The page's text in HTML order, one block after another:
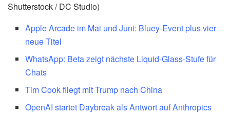
Shutterstock / DC Studio)
Apple Arcade im Mai und Juni: Bluey-Event plus vier
neue Titel
WhatsApp: Beta zeigt nächste Liquid-Glass-Stufe für
Chats
Tim Cook fliegt mit Trump nach China
OpenAI startet Daybreak als Antwort auf Anthropics